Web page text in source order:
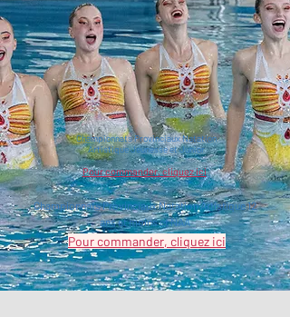
Championnats Provinciaux Natation
Artistique Jeunesse et Junior
Pour commander, cliquez ici
Championnats Provinciaux Natation Artistique 12
ans et moins et NAA
Pour commander, cliquez ici